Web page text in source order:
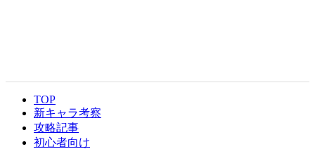
TOP
新キャラ考察
攻略記事
初心者向け